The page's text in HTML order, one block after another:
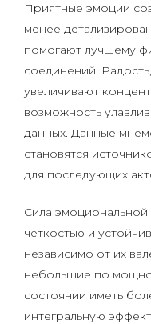
Приятные эмоции
менее
помогают лучшему
соединений.
увеличивают
возможность
данных. Данные
становятся
для последующих
Сила
чёткостью и
независимо от их
небольшие по
состоянии иметь
интегральную